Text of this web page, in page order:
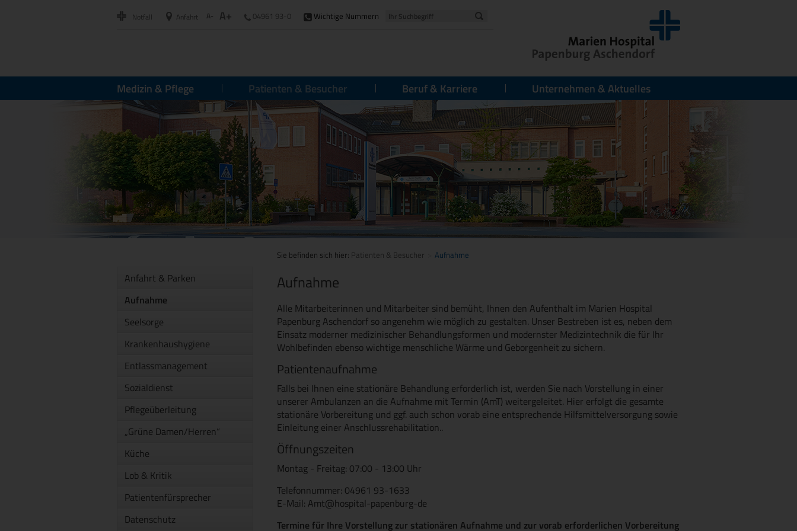
Notfall Anfahrt A- A+ 04961 93-0 Wichtige Nummern
Medizin & Pflege Patienten & Besucher Beruf & Karriere Unternehmen & Aktuelles
Sie befinden sich hier: Patienten & Besucher Aufnahme
Anfahrt & Parken
Aufnahme
Seelsorge
Krankenhaushygiene
Entlassmanagement
Sozialdienst
Pflegeüberleitung
„Grüne Damen/Herren“
Küche
Lob & Kritik
Patientenfürsprecher
Datenschutz
Aufnahme
Alle Mitarbeiterinnen und Mitarbeiter sind bemüht, Ihnen den Aufenthalt im Marien Hospital
Papenburg Aschendorf so angenehm wie möglich zu gestalten. Unser Bestreben ist es, neben dem
Einsatz moderner medizinischer Behandlungsformen und modernster Medizintechnik die für Ihr
Wohlbefinden ebenso wichtige menschliche Wärme und Geborgenheit zu sichern.
Patientenaufnahme
Falls bei Ihnen eine stationäre Behandlung erforderlich ist, werden Sie nach Vorstellung in einer
unserer Ambulanzen an die Aufnahme mit Termin (AmT) weitergeleitet. Hier erfolgt die gesamte
stationäre Vorbereitung und ggf. auch schon vorab eine entsprechende Hilfsmittelversorgung sowie
Einleitung einer Anschlussrehabilitation..
Öffnungszeiten
Montag - Freitag: 07:00 - 13:00 Uhr
Telefonnummer: 04961 93-1633
E-Mail: Amt@hospital-papenburg-de
Termine für Ihre Vorstellung zur stationären Aufnahme und zur vorab erforderlichen Vorbereitung